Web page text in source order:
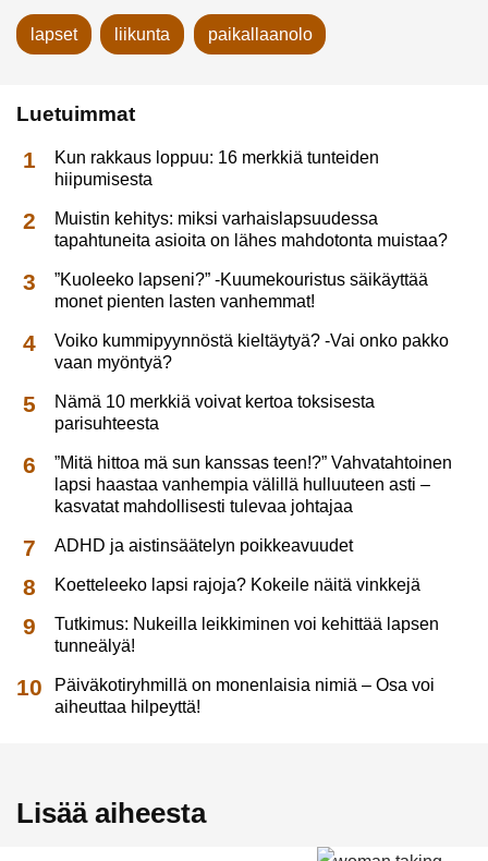
lapset liikunta paikallaanolo
Luetuimmat
Kun rakkaus loppuu: 16 merkkiä tunteiden
hiipumisesta
Muistin kehitys: miksi varhaislapsuudessa
tapahtuneita asioita on lähes mahdotonta muistaa?
”Kuoleeko lapseni?” -Kuumekouristus säikäyttää
monet pienten lasten vanhemmat!
Voiko kummipyynnöstä kieltäytyä? -Vai onko pakko
vaan myöntyä?
Nämä 10 merkkiä voivat kertoa toksisesta
parisuhteesta
”Mitä hittoa mä sun kanssas teen!?” Vahvatahtoinen
lapsi haastaa vanhempia välillä hulluuteen asti –
kasvatat mahdollisesti tulevaa johtajaa
ADHD ja aistinsäätelyn poikkeavuudet
Koetteleeko lapsi rajoja? Kokeile näitä vinkkejä
Tutkimus: Nukeilla leikkiminen voi kehittää lapsen
tunneälyä!
Päiväkotiryhmillä on monenlaisia nimiä – Osa voi
aiheuttaa hilpeyttä!
Lisää aiheesta